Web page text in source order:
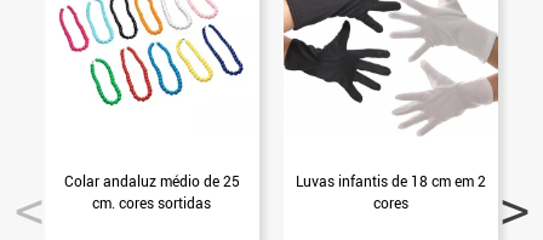
Colar andaluz médio de 25
cm. cores sortidas
Luvas infantis de 18 cm em 2
cores